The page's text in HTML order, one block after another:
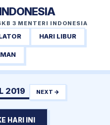
3 MENTERI INDONESIA
HARI LIBUR
2019 NEXT →
HARI INI